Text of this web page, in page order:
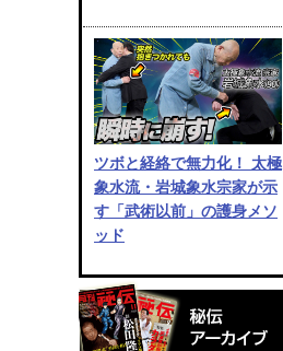
ツボと経絡で無力化！ 太極
象水流・岩城象水宗家が示
す「武術以前」の護身メソ
ッド